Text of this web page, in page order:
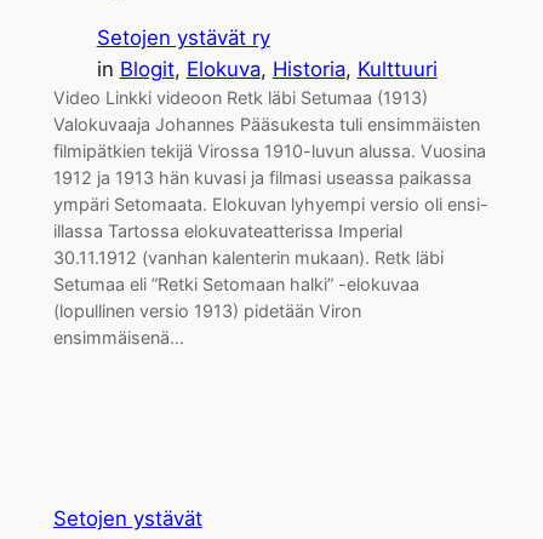
Setojen ystävät ry
in Blogit, Elokuva, Historia, Kulttuuri
Video Linkki videoon Retk läbi Setumaa (1913)
Valokuvaaja Johannes Pääsukesta tuli ensimmäisten
filmipätkien tekijä Virossa 1910-luvun alussa. Vuosina
1912 ja 1913 hän kuvasi ja filmasi useassa paikassa
ympäri Setomaata. Elokuvan lyhyempi versio oli ensi-
illassa Tartossa elokuvateatterissa Imperial
30.11.1912 (vanhan kalenterin mukaan). Retk läbi
Setumaa eli ”Retki Setomaan halki” -elokuvaa
(lopullinen versio 1913) pidetään Viron
ensimmäisenä…
Setojen ystävät